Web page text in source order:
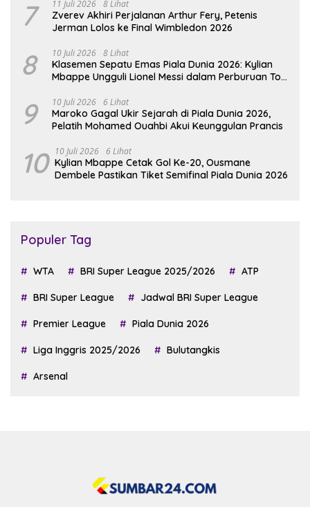
7 11 Juli 2026 8 Lihat
Zverev Akhiri Perjalanan Arthur Fery, Petenis
Jerman Lolos ke Final Wimbledon 2026
8 10 Juli 2026 8 Lihat
Klasemen Sepatu Emas Piala Dunia 2026: Kylian
Mbappe Ungguli Lionel Messi dalam Perburuan Top
9 10 Juli 2026 6 Lihat
Maroko Gagal Ukir Sejarah di Piala Dunia 2026,
Pelatih Mohamed Ouahbi Akui Keunggulan Prancis
10 10 Juli 2026 6 Lihat
Kylian Mbappe Cetak Gol Ke-20, Ousmane
Dembele Pastikan Tiket Semifinal Piala Dunia 2026
Populer Tag
WTA BRI Super League 2025/2026 ATP
BRI Super League Jadwal BRI Super League
Premier League Piala Dunia 2026
Liga Inggris 2025/2026 Bulutangkis
Arsenal